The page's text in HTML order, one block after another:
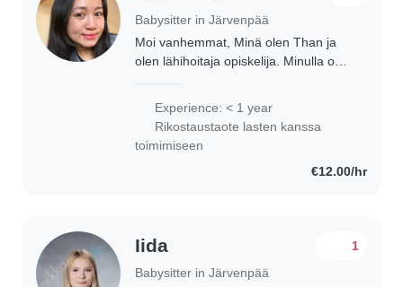
Babysitter in Järvenpää
Moi vanhemmat, Minä olen Than ja
olen lähihoitaja opiskelija. Minulla on
päiväkodissä (alle 3vuotias) ja 2
kuukautta Lahelan..
Experience: < 1 year
Rikostaustaote lasten kanssa
toimimiseen
€12.00/hr
Iida
Babysitter in Järvenpää
1